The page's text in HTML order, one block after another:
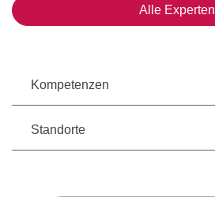
Alle Experten
Kompetenzen
Standorte